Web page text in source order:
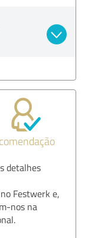
detalhes
Festwerk e,
nos na